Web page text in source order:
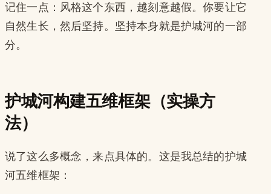
记住一点：风格这个东西，越刻意越假。你要让它
自然生长，然后坚持。坚持本身就是护城河的一部
分。
护城河构建五维框架（实操方
法）
说了这么多概念，来点具体的。这是我总结的护城
河五维框架：